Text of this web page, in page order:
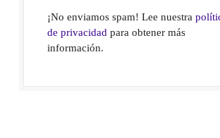
¡No enviamos spam! Lee nuestra
de privacidad para obtener más
información.